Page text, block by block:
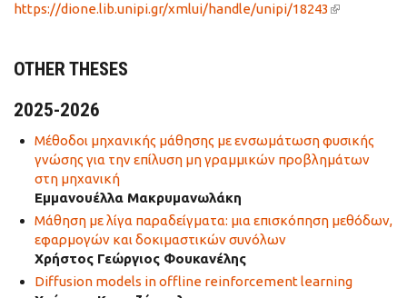
https://dione.lib.unipi.gr/xmlui/handle/unipi/18243 (link is
OTHER THESES
2025-2026
Μέθοδοι μηχανικής μάθησης με ενσωμάτωση φυσικής
γνώσης για την επίλυση μη γραμμικών προβλημάτων
στη μηχανική
Εμμανουέλλα Μακρυμανωλάκη
Μάθηση με λίγα παραδείγματα: μια επισκόπηση μεθόδων,
εφαρμογών και δοκιμαστικών συνόλων
Χρήστος Γεώργιος Φουκανέλης
Diffusion models in offline reinforcement learning